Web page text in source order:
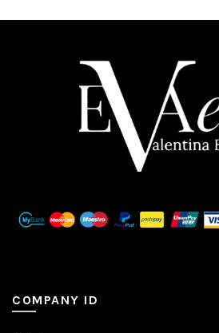
COMPANY ID